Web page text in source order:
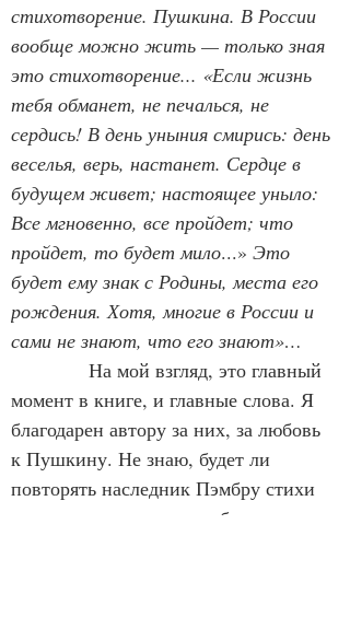
стихотворение. Пушкина. В России
вообще можно жить — только зная
это стихотворение... «Если жизнь
тебя обманет, не печалься, не
сердись! В день уныния смирись: день
веселья, верь, настанет. Сердце в
будущем живет; настоящее уныло:
Все мгновенно, все пройдет; что
пройдет, то будет мило...» Это
будет ему знак с Родины, места его
рождения. Хотя, многие в России и
сами не знают, что его знают»…
На мой взгляд, это главный
момент в книге, и главные слова. Я
благодарен автору за них, за любовь
к Пушкину. Не знаю, будет ли
повторять наследник Пэмбру стихи
великого поэта, но если будет, они